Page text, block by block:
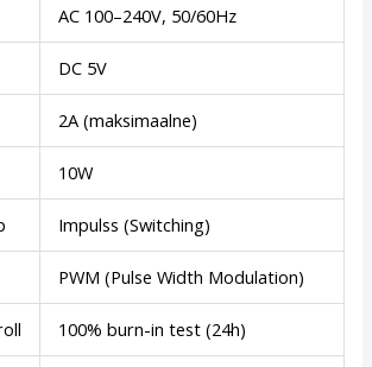
AC 100–240V, 50/60Hz
DC 5V
2A (maksimaalne)
10W
Impulss (Switching)
PWM (Pulse Width Modulation)
100% burn-in test (24h)